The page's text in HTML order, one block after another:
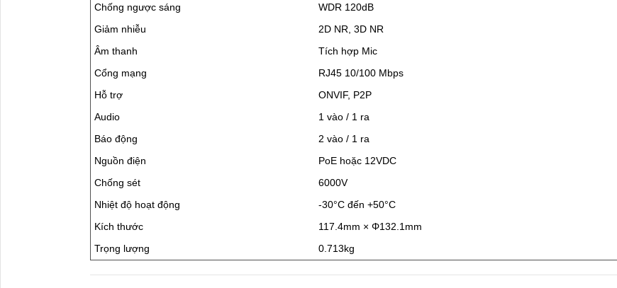
Chống ngược sáng
WDR 120dB
Giảm nhiễu
2D NR, 3D NR
Âm thanh
Tích hợp Mic
Cổng mạng
RJ45 10/100 Mbps
Hỗ trợ
ONVIF, P2P
Audio
1 vào / 1 ra
Báo động
2 vào / 1 ra
Nguồn điện
PoE hoặc 12VDC
Chống sét
6000V
Nhiệt độ hoạt động
-30°C đến +50°C
Kích thước
117.4mm × Φ132.1mm
Trọng lượng
0.713kg